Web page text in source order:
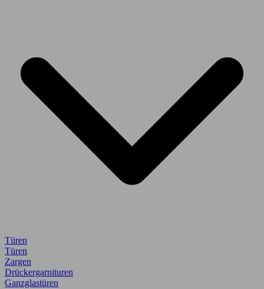
Türen
Türen
Zargen
Drückergarnituren
Ganzglastüren